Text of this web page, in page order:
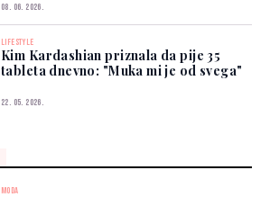
08. 06. 2026.
LIFESTYLE
Kim Kardashian priznala da pije 35
tableta dnevno: "Muka mi je od svega"
22. 05. 2026.
MODA